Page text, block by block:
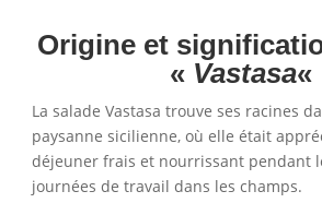
Origine et
« Vastasa«
La salade Vastasa trouve ses racines
paysanne sicilienne, où elle était
déjeuner frais et nourrissant pendant
journées de travail dans les champs.